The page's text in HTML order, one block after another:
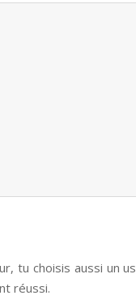
tu choisis aussi un
réussi.